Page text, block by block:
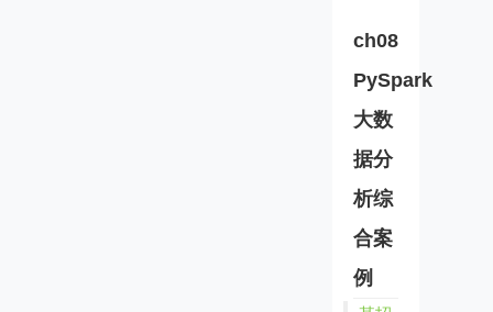
ch08
PySpark
大数
据分
析综
合案
例